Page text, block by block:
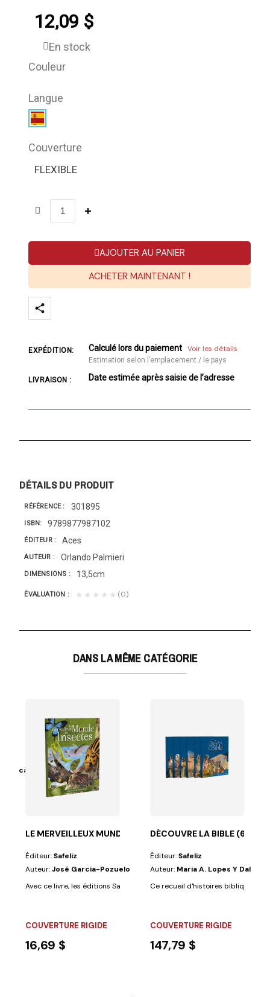
12,09 $
En stock
Couleur
Langue
Couverture
FLEXIBLE
AJOUTER AU PANIER
ACHETER MAINTENANT !
EXPÉDITION: Calculé lors du paiement Voir les détails
Estimation selon l’emplacement / le pays
LIVRAISON : Date estimée après saisie de l’adresse
DÉTAILS DU PRODUIT
RÉFÉRENCE 301895
ISBN 9789877987102
ÉDITEUR Aces
AUTEUR Orlando Palmieri
DIMENSIONS 13,5cm
ÉVALUATION ★★★★★ (0)
DANS LA MÊME CATÉGORIE
églises un...
Vanderhorst
vos petits pourront jouer tout en regardant les...
LE MERVEILLEUX MUNDE DES INSECTS
Éditeur:Safeliz
Auteur:José Garcia-Pozuelo
Avec ce livre, les éditions Safeliz et l'auteur proposent au lecteur une...
COUVERTURE RIGIDE
16,69 $
DÉCOUVRE LA BIBLE (6
Éditeur:Safeliz
Auteur: Maria A. Lopes Y Dalia
Ce recueil d'histoires bibliques a
COUVERTURE RIGIDE
147,79 $